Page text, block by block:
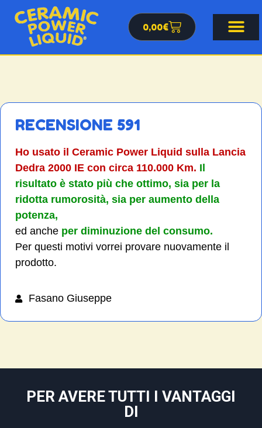
0,00€
RECENSIONE 591
Ho usato il Ceramic Power Liquid sulla Lancia
Dedra 2000 IE con circa 110.000 Km. Il
risultato è stato più che ottimo, sia per la
ridotta rumorosità, sia per aumento della
potenza,
ed anche per diminuzione del consumo.
Per questi motivi vorrei provare nuovamente il
prodotto.
Fasano Giuseppe
PER AVERE TUTTI I VANTAGGI
DI